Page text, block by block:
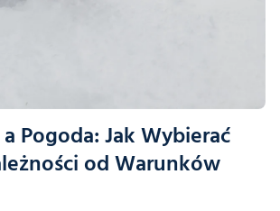
Pogoda: Jak Wybierać
od Warunków